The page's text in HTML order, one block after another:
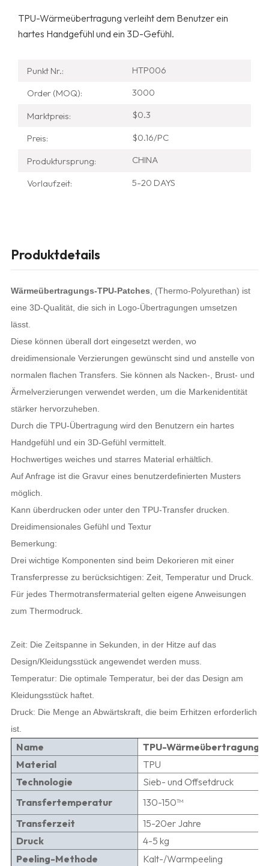
TPU-Wärmeübertragung verleiht dem Benutzer ein
hartes Handgefühl und ein 3D-Gefühl.
Punkt Nr.: HTP006
Order (MOQ): 3000
Marktpreis: $0.3
Preis: $0.16/PC
Produktursprung: CHINA
Vorlaufzeit: 5-20 DAYS
Produktdetails
Wärmeübertragungs-TPU-Patches, (Thermo-Polyurethan) ist
eine 3D-Qualität, die sich in Logo-Übertragungen umsetzen
lässt.
Diese können überall dort eingesetzt werden, wo
dreidimensionale Verzierungen gewünscht sind und anstelle von
normalen flachen Transfers. Sie können als Nacken-, Brust- und
Ärmelverzierungen verwendet werden, um die Markenidentität
stärker hervorzuheben.
Durch die TPU-Übertragung wird den Benutzern ein hartes
Handgefühl und ein 3D-Gefühl vermittelt.
Hochwertiges weiches und starres Material erhältlich.
Auf Anfrage ist die Gravur eines benutzerdefinierten Musters
möglich.
Kann überdrucken oder unter den TPU-Transfer drucken.
Dreidimensionales Gefühl und Textur
Bemerkung:
Drei wichtige Komponenten sind beim Dekorieren mit einer
Transferpresse zu berücksichtigen: Zeit, Temperatur und Druck.
Für jedes Thermotransfermaterial gelten eigene Anweisungen
zum Thermodruck.
Zeit: Die Zeitspanne in Sekunden, in der Hitze auf das
Design/Kleidungsstück angewendet werden muss.
Temperatur: Die optimale Temperatur, bei der das Design am
Kleidungsstück haftet.
Druck: Die Menge an Abwärtskraft, die beim Erhitzen erforderlich
ist.
Name
TPU-Wärmeübertragungs-
Material
TPU
Technologie
Sieb- und Offsetdruck
Transfertemperatur
130-150™
Transferzeit
15-20er Jahre
Druck
4-5 kg
Peeling-Methode
Kalt-/Warmpeeling